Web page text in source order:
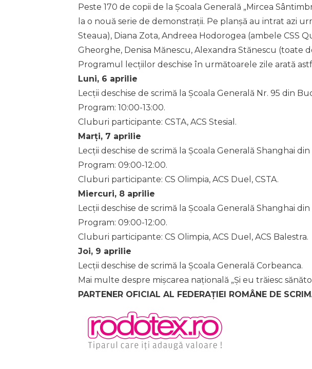
Peste 170 de copii de la Școala Generală „Mircea
la o nouă serie de demonstrații. Pe planșă au intrat azi
Steaua), Diana Zota, Andreea Hodorogea (ambele CSS
Gheorghe, Denisa Mănescu, Alexandra Stănescu (toate
Programul lecțiilor deschise în următoarele zile arată
Luni, 6 aprilie
Lecții deschise de scrimă la Școala Generală Nr. 95 din
Program: 10:00-13:00.
Cluburi participante: CSTA, ACS Stesial.
Marți, 7 aprilie
Lecții deschise de scrimă la Școala Generală Shanghai
Program: 09:00-12:00.
Cluburi participante: CS Olimpia, ACS Duel, CSTA.
Miercuri, 8 aprilie
Lecții deschise de scrimă la Școala Generală Shanghai
Program: 09:00-12:00.
Cluburi participante: CS Olimpia, ACS Duel, ACS Balestra.
Joi, 9 aprilie
Lecții deschise de scrimă la Școala Generală Corbeanca.
Mai multe despre mișcarea națională „Și eu trăiesc
PARTENER OFICIAL AL FEDERAȚIEI ROMÂNE DE